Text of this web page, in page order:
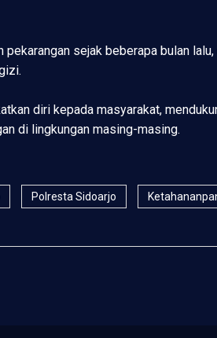
sejak beberapa bulan
diri kepada masyarakat,
di lingkungan masing-masing.
Polresta Sidoarjo